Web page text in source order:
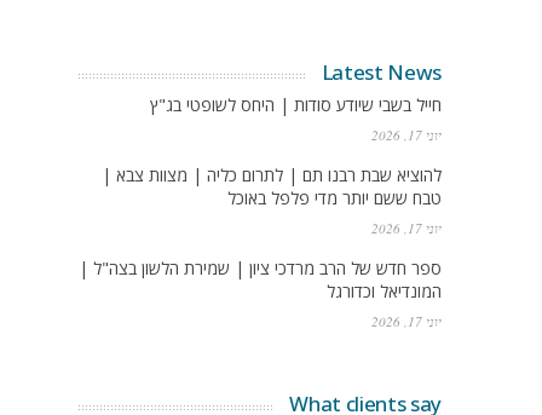
Latest News
חייל בשבי שיודע סודות | היחס לשופטי בג"ץ
יוני 17, 2026
להוציא שבת רבנו תם | לתרום כליה | מצוות צבא |
טבח ששם יותר מדי פלפל באוכל
יוני 17, 2026
ספר חדש של הרב מרדכי ציון | שמירת הלשון בצה"ל |
המונדיאל וכדורגל
יוני 17, 2026
What clients say